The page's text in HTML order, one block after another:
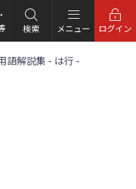
検索 メニュー ログイン
語解説集 - は行 -